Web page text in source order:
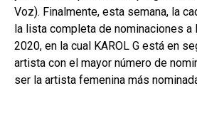
Voz). Finalmente, esta semana, la
la lista completa de nominaciones
2020, en la cual KAROL G está en
artista con el mayor número de
ser la artista femenina más